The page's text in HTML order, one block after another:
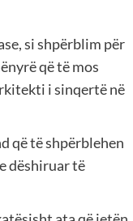
si shpërblim për
që të mos
i sinqertë në
që të shpërblehen
dëshiruar të